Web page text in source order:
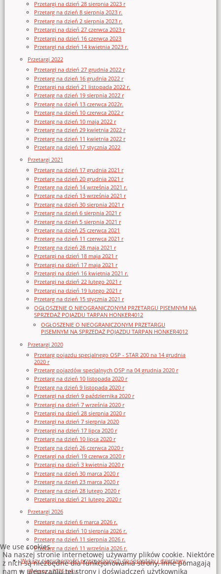
Przetargi na dzień 28 sierpnia 2023 r
Przetarg na dzień 8 sierpnia 2023 r.
Przetarg na dzień 2 sierpnia 2023 r.
Przetargi na dzień 27 czerwca 2023 r
Przetargi na dzień 16 czerwca 2023
Przetargi na dzień 14 kwietnia 2023 r.
Przetargi 2022
Przetargi na dzień 27 grudnia 2022 r
Przetarg na dzień 16 grudnia 2022 r
Przetargi na dzień 21 listopada 2022 r.
Przetarg na dzień 19 sierpnia 2022 r
Przetarg na dzień 13 czerwca 2022r.
Przetarg na dzień 10 czerwca 2022 r
Przetarg na dzień 10 maja 2022 r
Przetarg na dzień 29 kwietnia 2022 r
Przetarg na dzień 11 kwietnia 2022 r
Przetarg na dzień 17 stycznia 2022
Przetargi 2021
Przetarg na dzień 17 grudnia 2021 r
Przetarg na dzień 20 grudnia 2021 r
Przetarg na dzień 14 września 2021 r.
Przetarg na dzień 13 września 2021 r
Przetarg na dzień 30 sierpnia 2021 r
Przetarg na dzień 6 sierpnia 2021 r
Przetarg na dzień 5 sierpnia 2021 r
Przetarg na dzień 25 czerwca 2021
Przetarg na dzień 11 czerwca 2021 r
Przetarg na dzień 28 maja 2021 r
Przetargi na dzień 18 maja 2021 r
Przetargi na dzień 17 maja 2021 r
Przetargi na dzień 16 kwietnia 2021 r.
Przetargi na dzień 22 lutego 2021 r
Przetargi na dzień 19 lutego 2021 r
Przetarg na dzień 15 stycznia 2021 r
OGŁOSZENIE O NIEOGRANICZONYM PRZETARGU PISEMNYM NA
SPRZEDAŻ POJAZDU TARPAN HONKER4012
OGŁOSZENIE O NIEOGRANICZONYM PRZETARGU
PISEMNYM NA SPRZEDAŻ POJAZDU TARPAN HONKER4012
Przetargi 2020
Przetarg pojazdu specjalnego OSP - STAR 200 na 14 grudnia
2020 r
Przetarg pojazdów specjalnych OSP na 04 grudnia 2020 r
Przetarg na dzień 10 listopada 2020 r
Przetarg na dzień 9 listopada 2020 r
Przetargi na dzień 9 października 2020 r
Przetargi na dzień 7 września 2020 r
Przetargi na dzień 28 sierpnia 2020 r
Przetargi na dzień 7 sierpnia 2020
Przetargi na dzień 17 lipca 2020 r
Przetarg na dzień 10 lipca 2020 r
Przetarg na dzień 26 czerwca 2020 r
Przetargi na dzień 19 czerwca 2020 r
Przetargi na dzień 3 kwietnia 2020 r
Przetarg na dzień 30 marca 2020 r
Przetarg na dzień 23 marca 2020 r
Przetarg na dzień 28 lutego 2020 r
Przetargi na dzień 21 lutego 2020 r
Przetargi 2026
Przetarg na dzień 6 marca 2026 r.
Przetargi na dzień 10 sierpnia 2026 r.
Przetarg na dzień 11 sierpnia 2026 r.
Przetarg na dzień 11 września 2026 r.
Wykazy nieruchomości przeznaczonych do sprzedaży i dzierżawy
Wykazy z 2026 roku
We use cookies
Na naszej stronie internetowej używamy plików cookie. Niektóre
z nich są niezbędne dla funkcjonowania strony, inne pomagają
nam w ulepszaniu tej strony i doświadczeń użytkownika